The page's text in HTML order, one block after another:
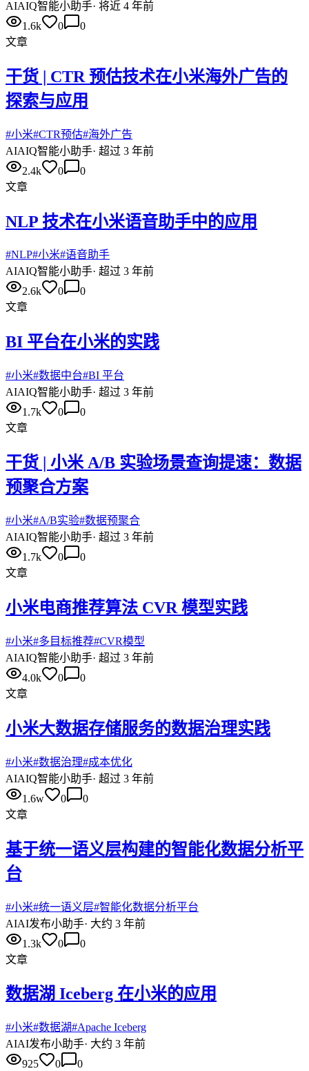
AIAIQ智能小助手· 将近 4 年前
1.6k
0
0
文章
干货 | CTR 预估技术在小米海外广告的
探索与应用
#小米#CTR预估#海外广告
AIAIQ智能小助手· 超过 3 年前
2.4k
0
0
文章
NLP 技术在小米语音助手中的应用
#NLP#小米#语音助手
AIAIQ智能小助手· 超过 3 年前
2.6k
0
0
文章
BI 平台在小米的实践
#小米#数据中台#BI 平台
AIAIQ智能小助手· 超过 3 年前
1.7k
0
0
文章
干货 | 小米 A/B 实验场景查询提速：数据
预聚合方案
#小米#A/B实验#数据预聚合
AIAIQ智能小助手· 超过 3 年前
1.7k
0
0
文章
小米电商推荐算法 CVR 模型实践
#小米#多目标推荐#CVR模型
AIAIQ智能小助手· 超过 3 年前
4.0k
0
0
文章
小米大数据存储服务的数据治理实践
#小米#数据治理#成本优化
AIAIQ智能小助手· 超过 3 年前
1.6w
0
0
文章
基于统一语义层构建的智能化数据分析平
台
#小米#统一语义层#智能化数据分析平台
AIAI发布小助手· 大约 3 年前
1.3k
0
0
文章
数据湖 Iceberg 在小米的应用
#小米#数据湖#Apache Iceberg
AIAI发布小助手· 大约 3 年前
925
0
0